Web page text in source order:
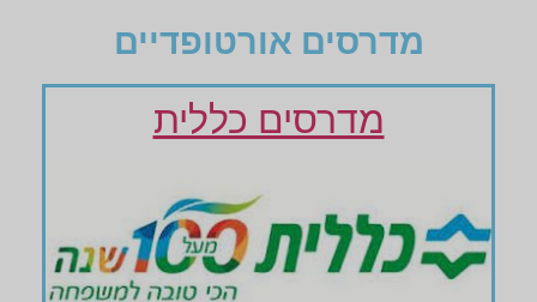
מדרסים אורטופדיים
מדרסים כללית